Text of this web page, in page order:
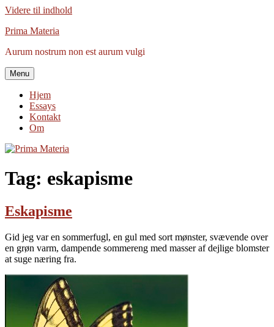
Videre til indhold
Prima Materia
Aurum nostrum non est aurum vulgi
Menu
Hjem
Essays
Kontakt
Om
Tag: eskapisme
Eskapisme
Gid jeg var en sommerfugl, en gul med sort mønster, svævende over
en grøn varm, dampende sommereng med masser af dejlige blomster
at suge næring fra.